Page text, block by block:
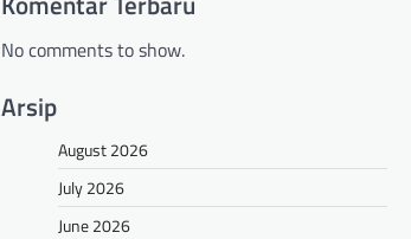
No comments to show.
Arsip
August 2026
July 2026
June 2026